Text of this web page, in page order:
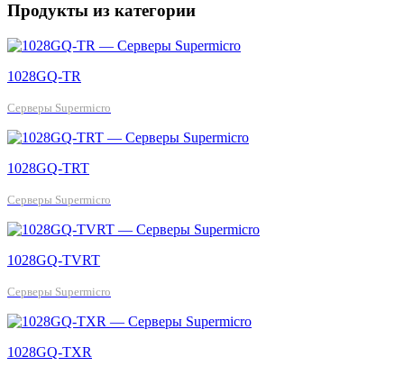
Продукты из категории
1028GQ-TR
Серверы Supermicro
1028GQ-TRT
Серверы Supermicro
1028GQ-TVRT
Серверы Supermicro
1028GQ-TXR